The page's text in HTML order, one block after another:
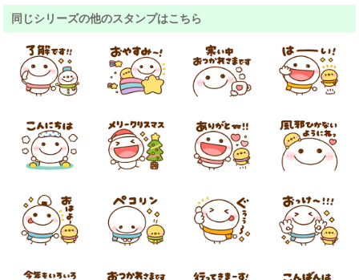
同じシリーズの他のスタンプはこちら